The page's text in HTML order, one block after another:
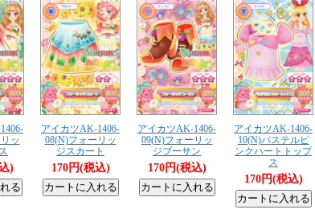
ッ
)
アイカツAK-1406-
08(N)フォーリッ
ジスカート
170円(税込)
アイカツAK-1406-
09(N)フォーリッ
ジブーサン
170円(税込)
アイカツAK-1406-
10(N)パステルピ
ンクハートトップ
ス
170円(税込)